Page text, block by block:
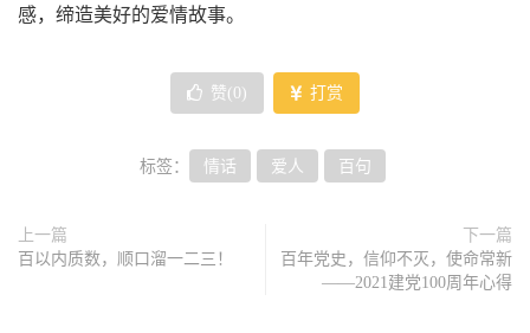
感，缔造美好的爱情故事。
赞( 0 ) 打赏
标签： 情话 爱人 百句
上一篇
百以内质数，顺口溜一二三！
下一篇
百年党史，信仰不灭，使命常新
——2021建党100周年心得